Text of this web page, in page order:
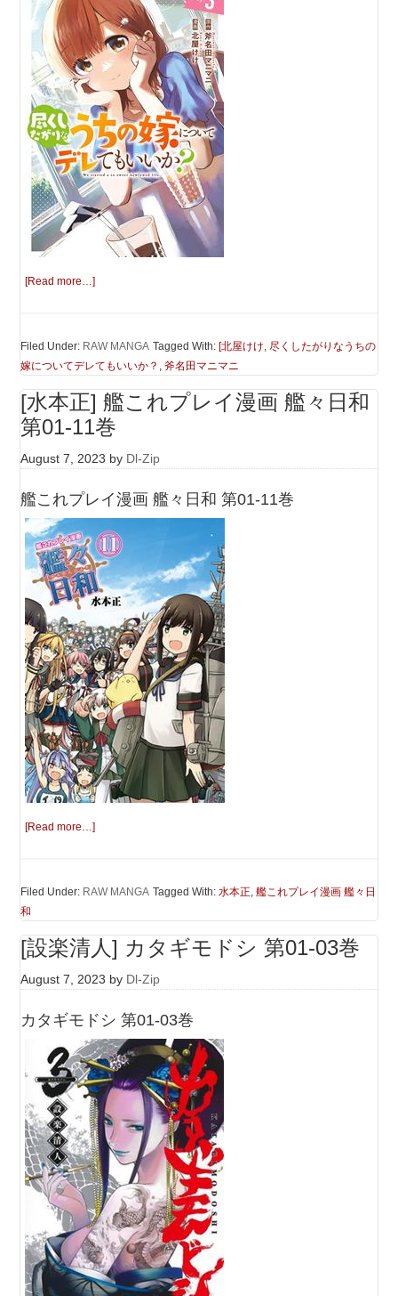
[Read more…]
Filed Under: RAW MANGA Tagged With: [北屋けけ,尽くしたがりなうちの
嫁についてデレてもいいか？ ,斧名田マニマニ
[水本正] 艦これプレイ漫画 艦々日和
第01-11巻
August 7, 2023 by Dl-Zip
艦これプレイ漫画 艦々日和 第01-11巻
[Read more…]
Filed Under: RAW MANGA Tagged With:水本正,艦これプレイ漫画 艦々日
和
[設楽清人] カタギモドシ 第01-03巻
August 7, 2023 by Dl-Zip
カタギモドシ 第01-03巻